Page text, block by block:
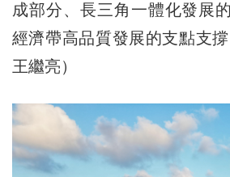
成部分、長三角一體化發展
經濟帶高品質發展的支點支
王繼亮）